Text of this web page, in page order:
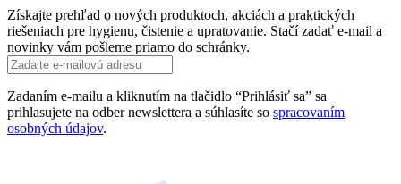
Získajte prehľad o nových produktoch, akciách a praktických
riešeniach pre hygienu, čistenie a upratovanie. Stačí zadať e-mail a
novinky vám pošleme priamo do schránky.
Zadaním e-mailu a kliknutím na tlačidlo “Prihlásiť sa” sa
prihlasujete na odber newslettera a súhlasíte so spracovaním
osobných údajov.